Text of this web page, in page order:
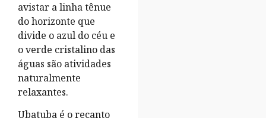
avistar a linha tênue
do horizonte que
divide o azul do céu e
o verde cristalino das
águas são atividades
naturalmente
relaxantes.
Ubatuba é o recanto